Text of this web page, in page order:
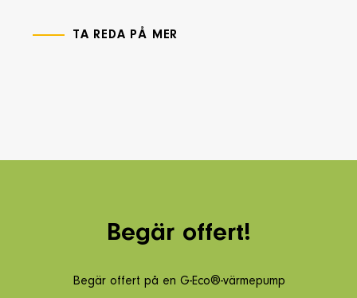
TA REDA PÅ MER
Begär offert!
Begär offert på en G-Eco®-värmepump